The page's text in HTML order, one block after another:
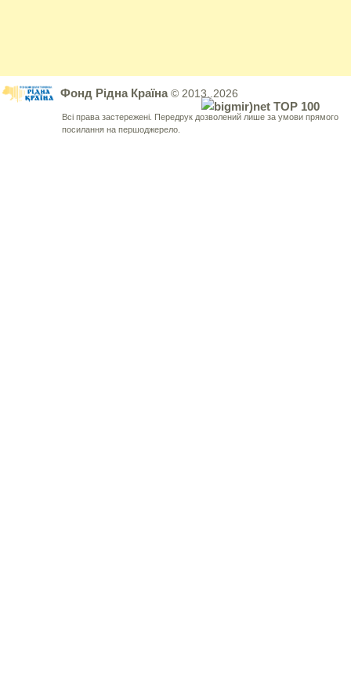
Фонд Рідна Країна© 2013..2026
Всі права застережені. Передрук дозволений лише за умови прямого
посилання на першоджерело.